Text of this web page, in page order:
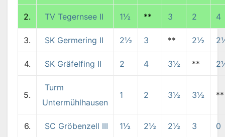
2. TV Tegernsee II 1½ ** 3 2 4
3. SK Germering II 2½ 3 ** 2½
4. SK Gräfelfing II 2 4 3½ **
5.
Turm
Untermühlhausen
1 2 3½ 3½ **
6. SC Gröbenzell III 1½ 2½ 2½ 3 0